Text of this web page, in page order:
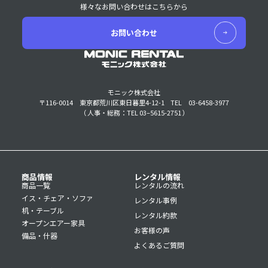
モニック株式会社
〒116-0014 東京都荒川区東日暮里4-12-1
TEL 03-6458-3977
（ 人事・総務：TEL 03–5615-2751 ）
様々なお問い合わせはこちらから
お問い合わせ
商品情報
商品一覧
イス・チェア・ソファ
机・テーブル
オープンエアー家具
備品・什器
レンタル情報
レンタルの流れ
レンタル事例
レンタル約款
お客様の声
よくあるご質問